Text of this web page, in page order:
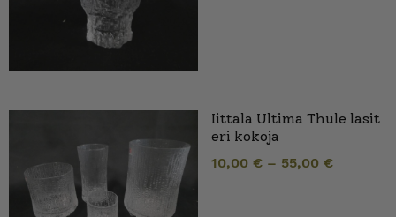
Iittala Ultima Thule lasit
eri kokoja
10,00 € – 55,00 €